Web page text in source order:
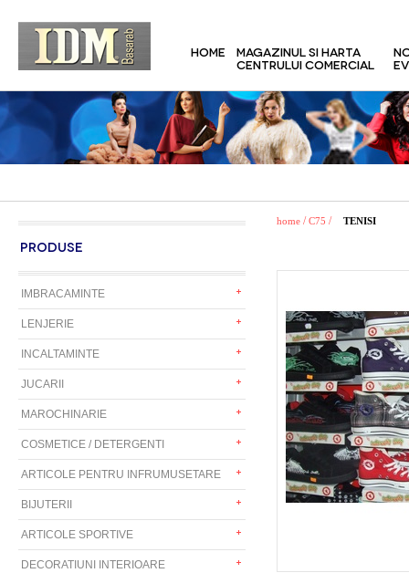
HOME
MAGAZINUL SI HARTA
CENTRULUI COMERCIAL
PRODUSE
IMBRACAMINTE
LENJERIE
INCALTAMINTE
JUCARII
MAROCHINARIE
COSMETICE / DETERGENTI
ARTICOLE PENTRU INFRUMUSETARE
BIJUTERII
ARTICOLE SPORTIVE
DECORATIUNI INTERIOARE
home / C75 / TENISI